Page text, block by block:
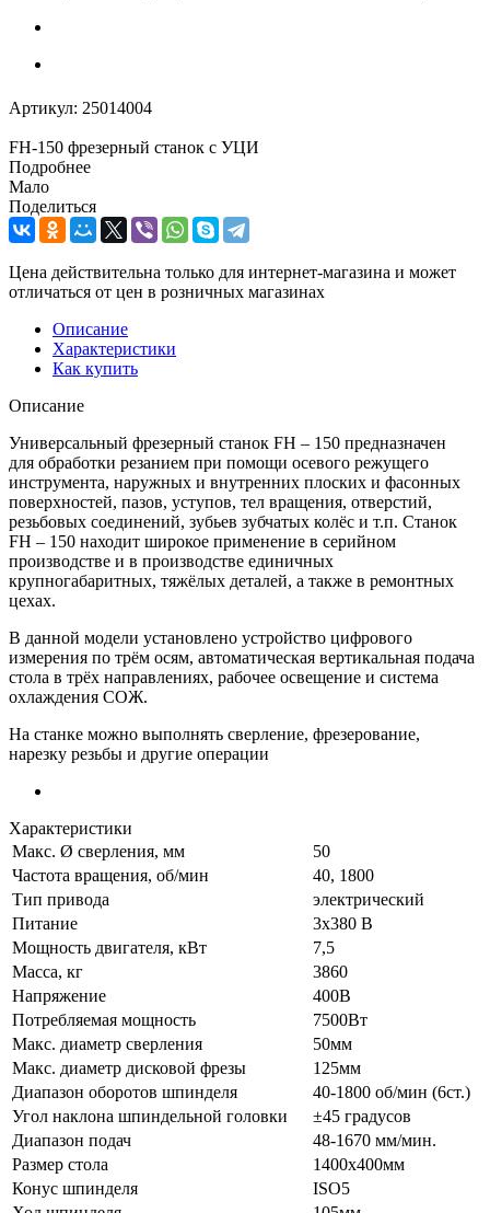
Артикул: 25014004
FH-150 фрезерный станок с УЦИ
Подробнее
Мало
Поделиться
Цена действительна только для интернет-магазина и может
отличаться от цен в розничных магазинах
Описание
Характеристики
Как купить
Описание
Универсальный фрезерный станок FН – 150 предназначен
для обработки резанием при помощи осевого режущего
инструмента, наружных и внутренних плоских и фасонных
поверхностей, пазов, уступов, тел вращения, отверстий,
резьбовых соединений, зубьев зубчатых колёс и т.п. Станок
FН – 150 находит широкое применение в серийном
производстве и в производстве единичных
крупногабаритных, тяжёлых деталей, а также в ремонтных
цехах.
В данной модели установлено устройство цифрового
измерения по трём осям, автоматическая вертикальная подача
стола в трёх направлениях, рабочее освещение и система
охлаждения СОЖ.
На станке можно выполнять сверление, фрезерование,
нарезку резьбы и другие операции
Характеристики
Макс. Ø сверления, мм
50
Частота вращения, об/мин
40, 1800
Тип привода
электрический
Питание
3х380 В
Мощность двигателя, кВт
7,5
Масса, кг
3860
Напряжение
400В
Потребляемая мощность
7500Вт
Макс. диаметр сверления
50мм
Макс. диаметр дисковой фрезы
125мм
Диапазон оборотов шпинделя
40-1800 об/мин (6ст.)
Угол наклона шпиндельной головки
±45 градусов
Диапазон подач
48-1670 мм/мин.
Размер стола
1400х400мм
Конус шпинделя
ISO5